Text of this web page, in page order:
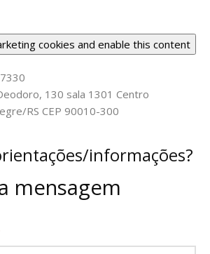
cookies and enable this content
130 sala 1301 Centro
RS CEP 90010-300
informações?
mensagem